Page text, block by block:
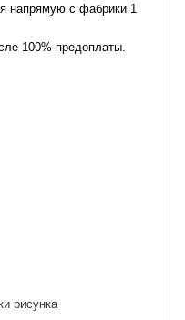
напрямую с фабрики 1
100% предоплаты.
рисунка